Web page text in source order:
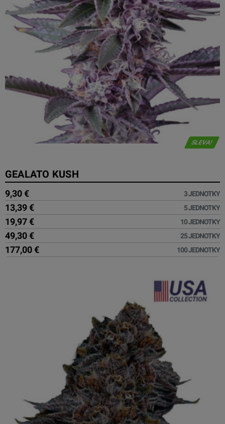
SLEVA!
GEALATO KUSH
9,30 € 3 JEDNOTKY
13,39 € 5 JEDNOTKY
19,97 € 10 JEDNOTKY
49,30 € 25 JEDNOTKY
177,00 € 100 JEDNOTKY